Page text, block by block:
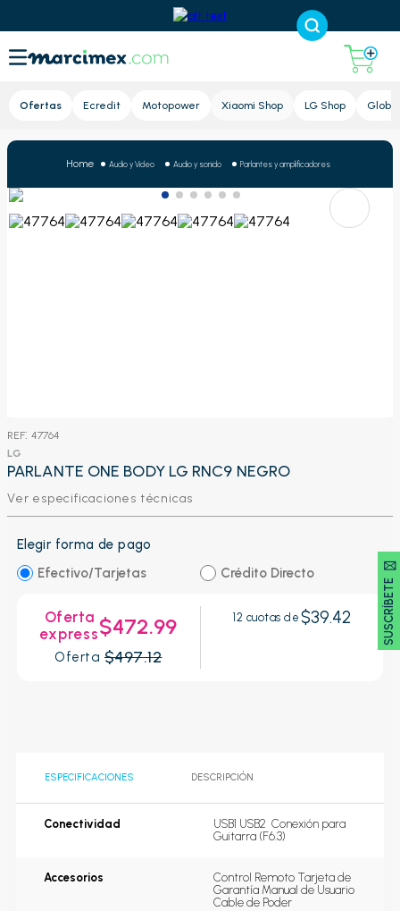
Lupa
Ofertas Ecredit Motopower Xiaomi Shop LG Shop Global
SUSCRÍBETE 🖂
Audio y Video Audio y sonido Parlantes y amplificadores
: 47764
LG
PARLANTE ONE BODY LG RNC9 NEGRO
Ver especificaciones técnicas
Elegir forma de pago
Efectivo/Tarjetas
Crédito Directo
Oferta
express$472.99
Oferta$497.12
12 cuotas de $39.42
ESPECIFICACIONES DESCRIPCIÓN
Conectividad
USB1 USB2  Conexión para
Guitarra (F6.3)
Accesorios
Control Remoto Tarjeta de
Garantía Manual de Usuario
Cable de Poder